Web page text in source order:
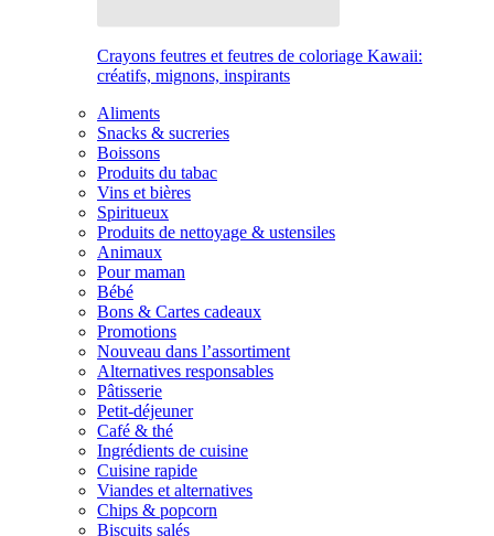
Crayons feutres et feutres de coloriage Kawaii:
créatifs, mignons, inspirants
Aliments
Snacks & sucreries
Boissons
Produits du tabac
Vins et bières
Spiritueux
Produits de nettoyage & ustensiles
Animaux
Pour maman
Bébé
Bons & Cartes cadeaux
Promotions
Nouveau dans l’assortiment
Alternatives responsables
Pâtisserie
Petit-déjeuner
Café & thé
Ingrédients de cuisine
Cuisine rapide
Viandes et alternatives
Chips & popcorn
Biscuits salés